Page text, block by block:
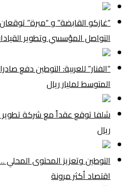
“غازكو القابضة” و “مبرة”
التواصل المؤسسي وتطوير
“الفنار” للعربية: التوطين دفع
المتوسط لمليار ريال
ريال
التوطين وتعزيز المحتوى المحلي
اقتصاد أكثر مرونة